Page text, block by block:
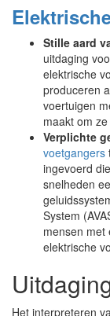
Stille aard
uitdaging
elektrische
produceren
voertuigen
maakt om
Verplichte
voetgangers
ingevoerd
snelheden
System
mensen met
elektrische
Het interpreteren